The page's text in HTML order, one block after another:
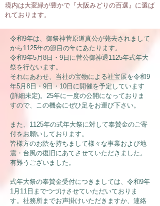
境内は大変緑が豊かで『大阪みどりの百選』に選ば
れております。
令和9年は、御祭神菅原道真公が薨去されまして
から1125年の節目の年にあたります。
令和9年5月8日・9日に菅公御神退1125年式年大
祭を行ないます。
それにあわせ、当社の宝物による社宝展を令和9
年5月8日・9日・10日に開催を予定しています
(詳細未定)。25年に一度の公開になっておりま
すので、この機会にぜひ足をお運び下さい。
また、1125年の式年大祭に対して奉賛金のご寄
付をお願いしております。
皆様方のお陰を持ちまして様々な事業および地
震・台風の復旧にあてさせていただきました。
有難うございました。
式年大祭の奉賛金受付につきましては、令和9年
1月11日までつづけさせていただいておりま
す。社務所までお声掛けいただきますか、連絡